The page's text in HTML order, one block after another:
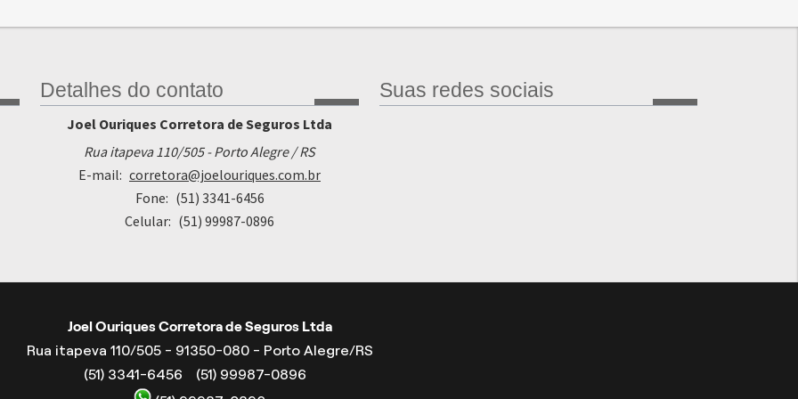
Detalhes do contato
Joel Ouriques Corretora de Seguros Ltda
Rua itapeva 110/505 - Porto Alegre / RS
E-mail: corretora@joelouriques.com.br
Fone: (51) 3341-6456
Celular: (51) 99987-0896
Suas redes sociais
Joel Ouriques Corretora de Seguros Ltda
Rua itapeva 110/505 - 91350-080 - Porto Alegre/RS
(51) 3341-6456
(51) 99987-0896